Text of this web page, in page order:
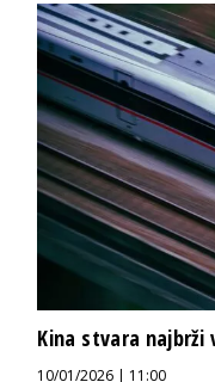
Kina stvara najbrži
10/01/2026 | 11:00